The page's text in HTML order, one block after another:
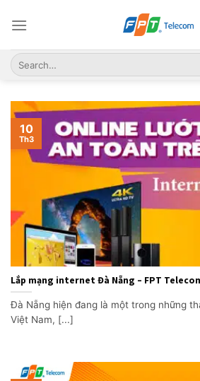
Lắp mạng internet Đà Nẵng – FPT
Đà Nẵng hiện đang là một trong những
Việt Nam, [...]
10
Th3